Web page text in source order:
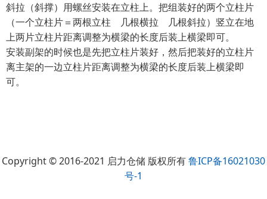
斜拉（斜撑）用螺丝安装在立柱上。把组装好的两个立柱片
（一个立柱片＝两根立柱 几根横拉 几根斜拉）竖立在地
上两片立柱片距离调整为横梁的长度后装上横梁即可。
安装副架的时候也是先把立柱片装好，然后把装好的立柱片
离主架的一边立柱片距离调整为横梁的长度后装上横梁即
可。
Copyright © 2016-2021 启力仓储 版权所有鲁ICP备16021030
号-1